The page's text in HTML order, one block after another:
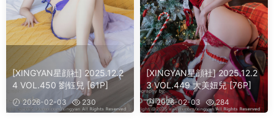
[XINGYAN星顔社] 2025.12.2
4 VOL.450 劉钰兒 [61P]
2026-02-03 230
[XINGYAN星顔社] 2025.12.2
3 VOL.449 大美妞兒 [76P]
2026-02-03 284